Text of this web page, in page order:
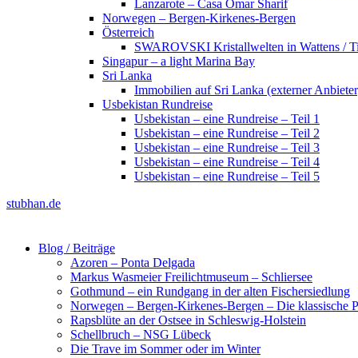
Lanzarote – Casa Omar Sharif
Norwegen – Bergen-Kirkenes-Bergen
Österreich
SWAROVSKI Kristallwelten in Wattens /
Singapur – a light Marina Bay
Sri Lanka
Immobilien auf Sri Lanka (externer
Usbekistan Rundreise
Usbekistan – eine Rundreise – Teil 1
Usbekistan – eine Rundreise – Teil 2
Usbekistan – eine Rundreise – Teil 3
Usbekistan – eine Rundreise – Teil 4
Usbekistan – eine Rundreise – Teil 5
stubhan.de
Blog / Beiträge
Azoren – Ponta Delgada
Markus Wasmeier Freilichtmuseum – Schliersee
Gothmund – ein Rundgang in der alten Fischersiedlung
Norwegen – Bergen-Kirkenes-Bergen – Die klassische
Rapsblüte an der Ostsee in Schleswig-Holstein
Schellbruch – NSG Lübeck
Die Trave im Sommer oder im Winter